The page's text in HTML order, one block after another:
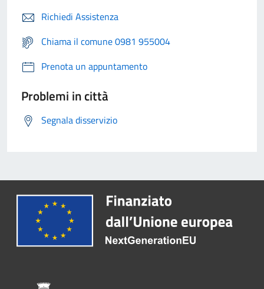
Richiedi Assistenza
Chiama il comune 0981 955004
Prenota un appuntamento
Problemi in città
Segnala disservizio